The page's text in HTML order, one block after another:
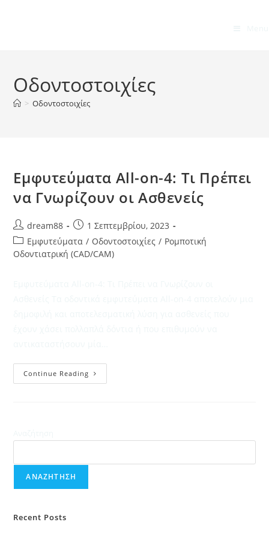
Οδοντοστοιχίες
> Οδοντοστοιχίες
Εμφυτεύματα All-on-4: Τι Πρέπει
να Γνωρίζουν οι Ασθενείς
Post
author:
dream88
Post
published:
1 Σεπτεμβρίου, 2023
Post
category:
Εμφυτεύματα / Οδοντοστοιχίες / Ρομποτική
Οδοντιατρική (CAD/CAM)
Continue Reading Εμφυτεύματα
All-
Οι
ΑΝΑΖΉΤΗΣΗ
Recent Posts